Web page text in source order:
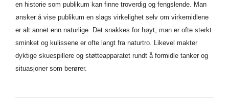
en historie som publikum kan finne troverdig og fengslende. Man
ønsker å vise publikum en slags virkelighet selv om virkemidlene
er alt annet enn naturlige. Det snakkes for høyt, man er ofte sterkt
sminket og kulissene er ofte langt fra naturtro. Likevel makter
dyktige skuespillere og støtteapparatet rundt å formidle tanker og
situasjoner som berører.